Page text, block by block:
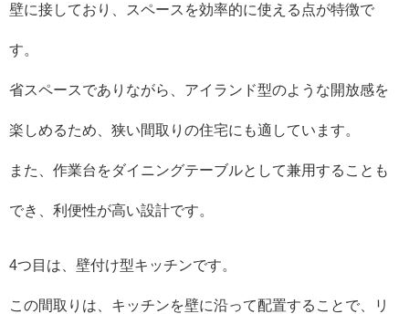
壁に接しており、スペースを効率的に使える点が特徴で
す。
省スペースでありながら、アイランド型のような開放感を
楽しめるため、狭い間取りの住宅にも適しています。
また、作業台をダイニングテーブルとして兼用することも
でき、利便性が高い設計です。
4つ目は、壁付け型キッチンです。
この間取りは、キッチンを壁に沿って配置することで、リ